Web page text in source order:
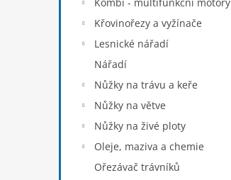
Křovinořezy a vyžínače
Lesnické nářadí
Nářadí
Nůžky na trávu a keře
Nůžky na větve
Nůžky na živé ploty
Oleje, maziva a chemie
Ořezávač trávníků